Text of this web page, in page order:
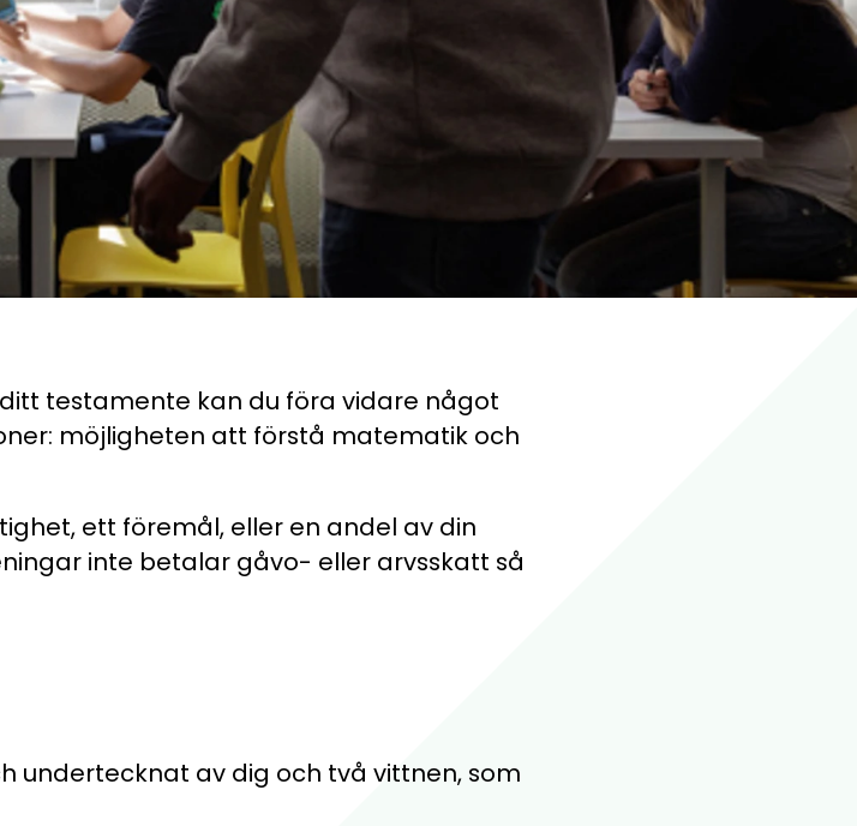
och Mathplanet
testamente kan du föra vidare något
möjligheten att förstå matematik och
ett föremål, eller en andel av din
inte betalar gåvo- eller arvsskatt så
undertecknat av dig och två vittnen, som